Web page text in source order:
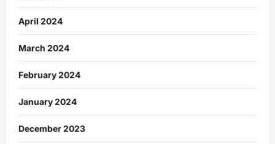
April 2024
March 2024
February 2024
January 2024
December 2023